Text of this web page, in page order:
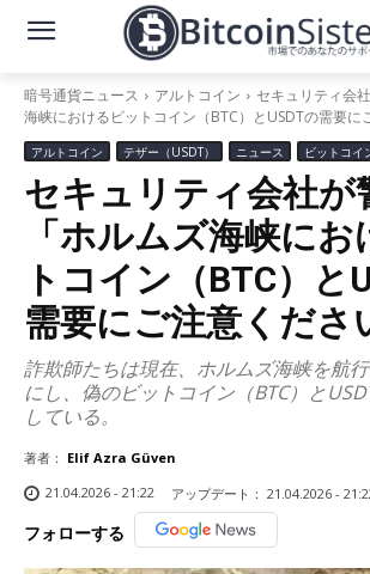
暗号通貨ニュース アルトコイン
セキュリティ会
海峡におけるビットコイン（BTC）とUSDTの需要に
アルトコイン テザー（USDT） ニュース ビットコイ
セキュリティ会社が
「ホルムズ海峡にお
トコイン（BTC）と
需要にご注意くださ
詐欺師たちは現在、ホルムズ海峡を航
にし、偽のビットコイン（BTC）と
している。
著者： Elif Azra Güven
21.04.2026 - 21:22
アップデート： 21.04.2026 -
フォローする